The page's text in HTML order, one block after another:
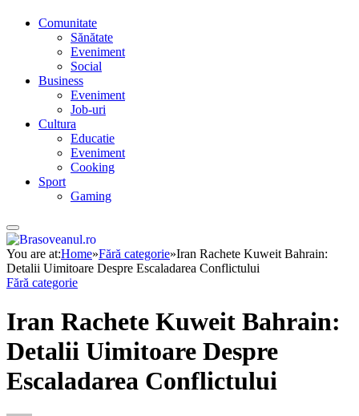
Comunitate
Sănătate
Eveniment
Social
Business
Eveniment
Job-uri
Cultura
Educatie
Eveniment
Cooking
Sport
Gaming
You are at:Home»Fără categorie»Iran Rachete Kuweit Bahrain:
Detalii Uimitoare Despre Escaladarea Conflictului
Fără categorie
Iran Rachete Kuweit Bahrain:
Detalii Uimitoare Despre
Escaladarea Conflictului